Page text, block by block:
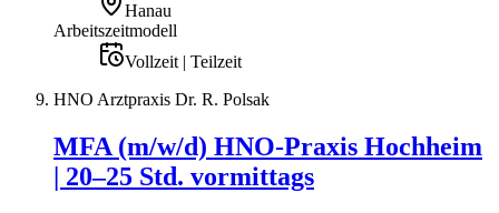
Hanau
Arbeitszeitmodell
Vollzeit | Teilzeit
HNO Arztpraxis Dr. R. Polsak
MFA (m/w/d) HNO-Praxis Hochheim
| 20–25 Std. vormittags